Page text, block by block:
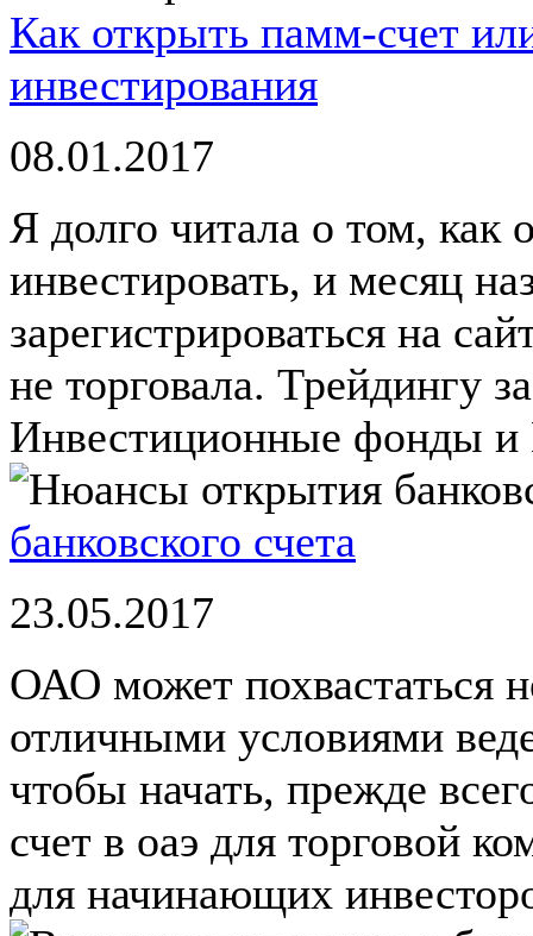
Как открыть памм-счет
инвестирования
08.01.2017
Я долго читала о том, как
инвестировать, и месяц
зарегистрироваться на
не торговала. Трейдингу
Инвестиционные фонды
банковского счета
23.05.2017
ОАО может похвастаться
отличными условиями
чтобы начать, прежде
счет в оаэ для торговой
для начинающих